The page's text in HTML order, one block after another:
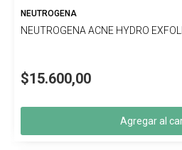
NEUTROGENA
NEUTROGENA ACNE HYDRO
$15.600,00
Agregar al